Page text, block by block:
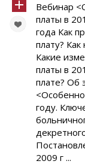
Вебинар
платы в
года Как
плату?
Какие
платы в
плате? Об
году.
2009 г ...